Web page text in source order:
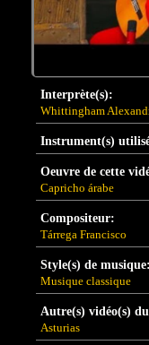
Interprète(s):
Whittingham
Instrument(s)
Oeuvre de cette
Capricho árabe
Compositeur:
Tárrega Francisco
Style(s) de musique:
Musique classique
Autre(s) vidéo(s)
Asturias